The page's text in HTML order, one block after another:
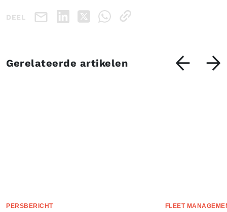
DEEL
Gerelateerde artikelen
PERSBERICHT FLEET